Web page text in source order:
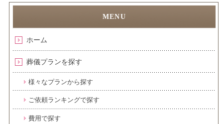
ホーム
葬儀プランを探す
様々なプランから探す
ご依頼ランキングで探す
費用で探す